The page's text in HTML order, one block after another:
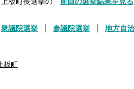
衆議院選挙 参議院選挙 地方自
上板町